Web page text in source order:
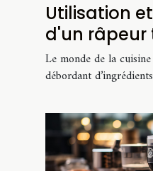
Utilisation
d'un
extra fin
carotte
Le monde de la
débordant